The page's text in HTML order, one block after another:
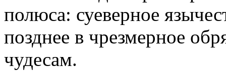
полюса: суеверное
позднее в чрезмерное
чудесам.